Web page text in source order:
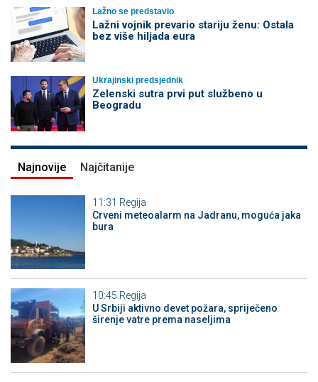
Lažno se predstavio
Lažni vojnik prevario stariju ženu: Ostala
bez više hiljada eura
Ukrajinski predsjednik
Zelenski sutra prvi put službeno u
Beogradu
Najnovije Najčitanije
11:31 Regija
Crveni meteoalarm na Jadranu, moguća jaka
bura
10:45 Regija
U Srbiji aktivno devet požara, spriječeno
širenje vatre prema naseljima